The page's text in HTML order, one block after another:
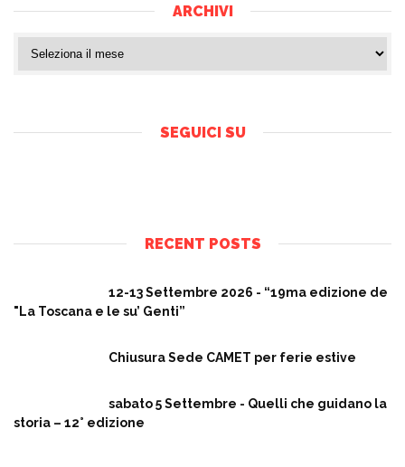
ARCHIVI
SEGUICI SU
RECENT POSTS
12-13 Settembre 2026 - “19ma edizione de
"La Toscana e le su’ Genti”
Chiusura Sede CAMET per ferie estive
sabato 5 Settembre - Quelli che guidano la
storia – 12° edizione